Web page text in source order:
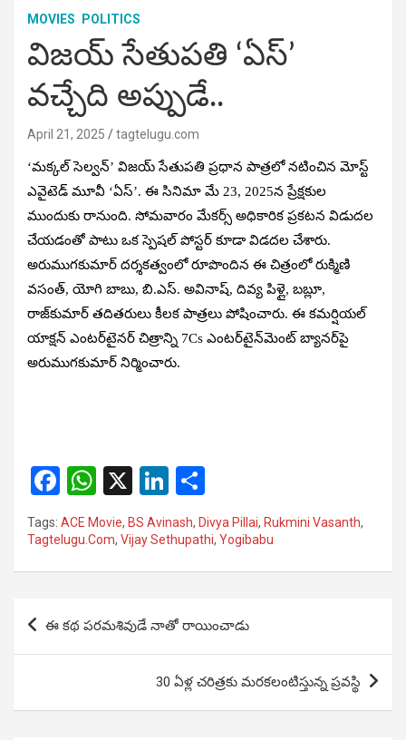
MOVIES POLITICS
విజయ్ సేతుపతి ‘ఏస్’
వచ్చేది అప్పుడే..
April 21, 2025 tagtelugu.com
‘మక్కల్ సెల్వన్’ విజయ్ సేతుపతి ప్రధాన పాత్రలో నటించిన మోస్ట్
ఎవైటెడ్ మూవీ ‘ఏస్’. ఈ సినిమా మే 23, 2025న ప్రేక్షకుల
ముందుకు రానుంది. సోమవారం మేకర్స్ అధికారిక ప్రకటన విడుదల
చేయడంతో పాటు ఒక స్పెషల్ పోస్టర్ కూడా విడదల చేశారు.
అరుముగకుమార్ దర్శకత్వంలో రూపొందిన ఈ చిత్రంలో రుక్మిణి
వసంత్, యోగి బాబు, బి.ఎస్. అవినాష్, దివ్య పిళ్లై, బబ్లూ,
రాజ్‌కుమార్ తదితరులు కీలక పాత్రలు పోషించారు. ఈ కమర్షియల్
యాక్షన్ ఎంటర్‌టైనర్‌ చిత్రాన్ని 7Cs ఎంటర్‌టైన్‌మెంట్ బ్యానర్‌పై
అరుముగకుమార్ నిర్మించారు.
F
a
ce
b
o
k
W
h
at
s
p
p
X
Li
ke
dI
h
ar
e
Tags: ACE Movie, BS Avinash, Divya Pillai, Rukmini Vasanth,
Tagtelugu.Com, Vijay Sethupathi, Yogibabu
ఈ కథ పరమశివుడే నాతో రాయించాడు
30 ఏళ్ల చరిత్రకు మరకలంటిస్తున్న ప్రవస్థి